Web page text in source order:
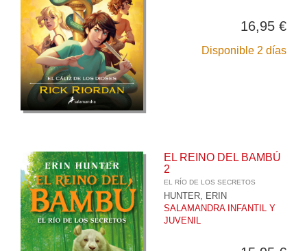
16,95 €
Disponible 2 días
EL REINO DEL BAMBÚ
2
EL RÍO DE LOS SECRETOS
HUNTER, ERIN
SALAMANDRA INFANTIL Y
JUVENIL